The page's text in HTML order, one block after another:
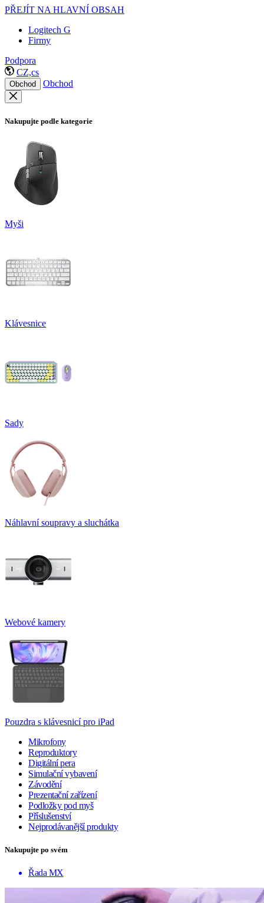
PŘEJÍT NA HLAVNÍ OBSAH
Logitech G
Firmy
Podpora
CZ,cs
Obchod Obchod
Nakupujte podle kategorie
Myši
Klávesnice
Sady
Náhlavní soupravy a sluchátka
Webové kamery
Pouzdra s klávesnicí pro iPad
Mikrofony
Reproduktory
Digitální pera
Simulační vybavení
Závodění
Prezentační zařízení
Podložky pod myš
Příslušenství
Nejprodávanější produkty
Nakupujte po svém
Řada MX